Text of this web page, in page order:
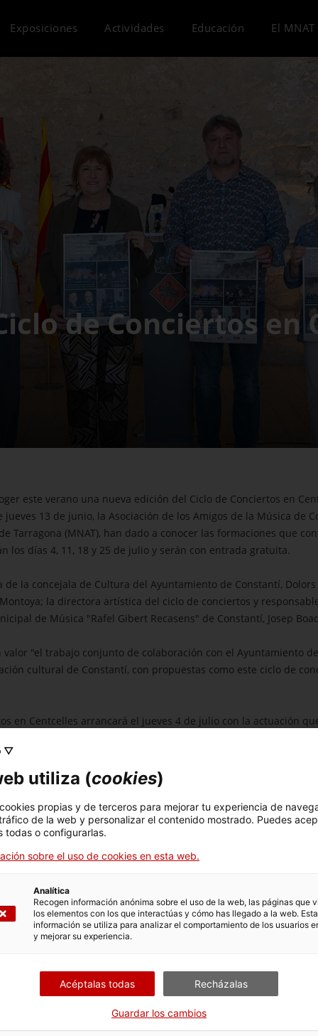
Exposiciones Actividades Educación El
de Conciertos en
este verano una nueva edición del Ciclo de Conciertos en
13 de junio, la Asociación de los Amigos de la Música de
Tarragona (MNAT), han dado a conocer las formaciones que
los días 4, 11, 18 y 25 de julio y serán con entrada gratuita.
la concejala de Cultura del Ayuntamiento de Constantí,
la directora artística del ciclo de conciertos y
de Música "Rafel Gibert Recasens" de Constantí, Josep
valor "el trabajo conjunto de colaboración con el Ayuntamiento
cultural de Constantí, con propuestas como este ciclo de
en Centcelles arrancará el jueves 4 de julio con la actuación
sexto año se incorpora en el cartel de este ciclo de conciertos.
dos ámbitos: una primera parte dedicada al centenario del
escuchados de las últimas décadas.
de Libérica, una formación liderada por el contrabajista
catalana desde un nuevo prisma fresco y regenerador,
el tenor Roger Padullés y Albert Guinovart en el piano. Se
profesional se divide entre la dedicación como pianista de
el concierto previo al inicio de la Fiesta Mayor de Verano, que
Tizón (piano), Celia Salas Ecobar (flauta travesera), y
la composición musical, pasando por diferentes estilos de
Dolors Fortuny ha expresado su agradecimiento "al
en Constantí, en el Camp de Tarragona y en toda Cataluña”.
de la compañía con las iniciativas culturales que se
como esta”.
▽
utiliza (cookies)
propias y de terceros para mejorar tu experiencia de
de la web y personalizar el contenido mostrado. Puedes
todas o configurarlas.
sobre el uso de cookies en esta web.
Analítica
Recogen información anónima sobre el uso de la web, las páginas que
los elementos con los que interactúas y cómo has llegado a la web. Esta
información se utiliza para analizar el comportamiento de los usuarios
y mejorar su experiencia.
Acéptalas todas Recházalas
Guardar los cambios